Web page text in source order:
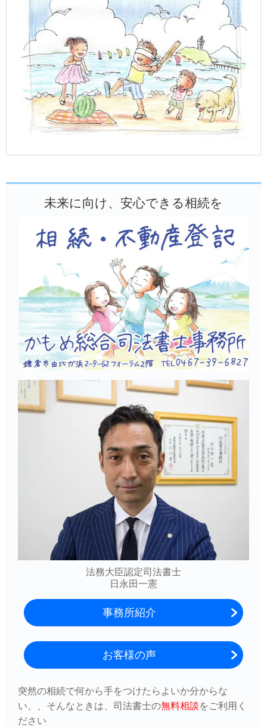
未来に向け、安心できる相続を
法務大臣認定司法書士
日永田一憲
事務所紹介
お客様の声
突然の相続で何から手をつけたらよいか分からな
い、、そんなときは、司法書士の無料相談をご利用 く
ださい